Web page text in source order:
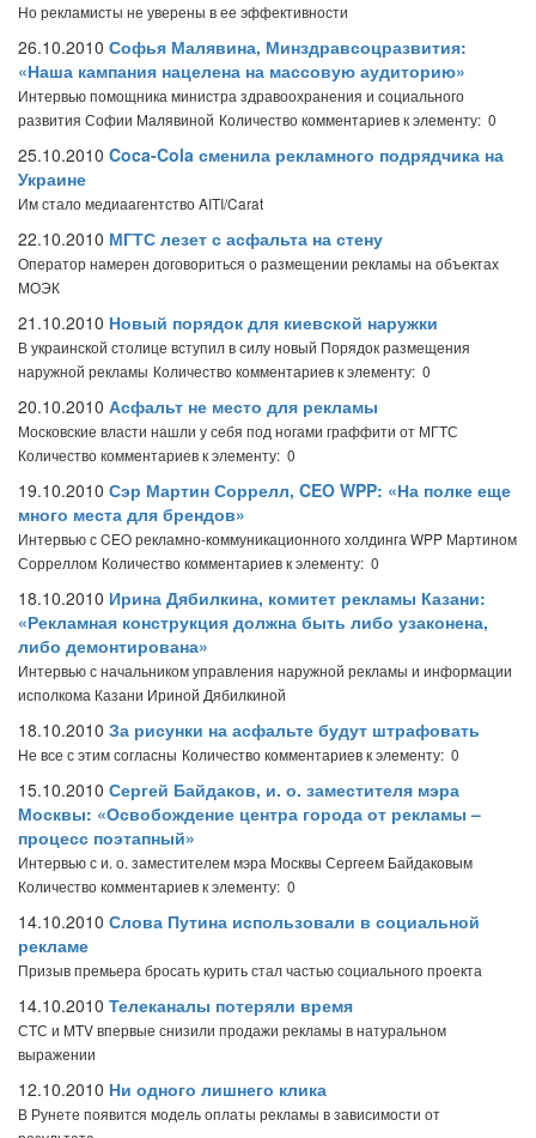
Но рекламисты не уверены в ее эффективности
26.10.2010 Софья Малявина, Минздравсоцразвития:
«Наша кампания нацелена на массовую аудиторию»
Интервью помощника министра здравоохранения и социального
развития Софии Малявиной Количество комментариев к элементу: 0
25.10.2010 Coca-Cola сменила рекламного подрядчика на
Украине
Им стало медиаагентство AITI/Carat
22.10.2010 МГТС лезет с асфальта на стену
Оператор намерен договориться о размещении рекламы на объектах
МОЭК
21.10.2010 Новый порядок для киевской наружки
В украинской столице вступил в силу новый Порядок размещения
наружной рекламы Количество комментариев к элементу: 0
20.10.2010 Асфальт не место для рекламы
Московские власти нашли у себя под ногами граффити от МГТС
Количество комментариев к элементу: 0
19.10.2010 Сэр Мартин Соррелл, CEO WPP: «На полке еще
много места для брендов»
Интервью с CEO рекламно-коммуникационного холдинга WPP Мартином
Сорреллом Количество комментариев к элементу: 0
18.10.2010 Ирина Дябилкина, комитет рекламы Казани:
«Рекламная конструкция должна быть либо узаконена,
либо демонтирована»
Интервью с начальником управления наружной рекламы и информации
исполкома Казани Ириной Дябилкиной
18.10.2010 За рисунки на асфальте будут штрафовать
Не все с этим согласны Количество комментариев к элементу: 0
15.10.2010 Сергей Байдаков, и. о. заместителя мэра
Москвы: «Освобождение центра города от рекламы –
процесс поэтапный»
Интервью с и. о. заместителем мэра Москвы Сергеем Байдаковым
Количество комментариев к элементу: 0
14.10.2010 Слова Путина использовали в социальной
рекламе
Призыв премьера бросать курить стал частью социального проекта
14.10.2010 Телеканалы потеряли время
СТС и MTV впервые снизили продажи рекламы в натуральном
выражении
12.10.2010 Ни одного лишнего клика
В Рунете появится модель оплаты рекламы в зависимости от